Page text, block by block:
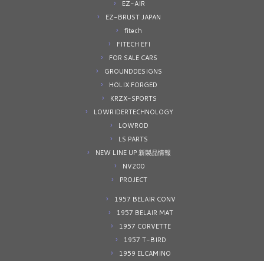
EZ-AIR
EZ-BRUST JAPAN
fitech
FITECH EFI
FOR SALE CARS
GROUNDDESIGNS
HOLIX FORGED
KRZX-SPORTS
LOWRIDERTECHNOLOGY
LOWROD
LS PARTS
NEW LINE UP 新製品情報
NV200
PROJECT
1957 BELAIR CONV
1957 BELAIR MAT
1957 CORVETTE
1957 T-BIRD
1959 ELCAMINO